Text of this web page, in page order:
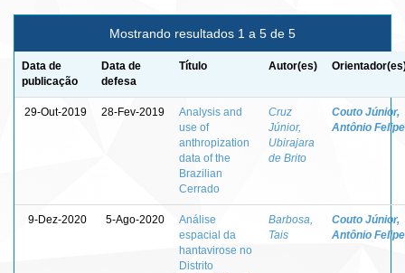
Mostrando resultados 1 a 5 de 5
Data de
publicação
Data de
defesa
Título Autor(es)
29-Out-2019 28-Fev-2019
Analysis and
use of
anthropization
data of the
Brazilian
Cerrado
Cruz
Júnior,
Ubirajara
de Brito
Couto Júnior,
Antônio Felipe
9-Dez-2020 5-Ago-2020
Análise
espacial da
hantavirose no
Distrito
Barbosa,
Tais
Couto Júnior,
Antônio Felipe